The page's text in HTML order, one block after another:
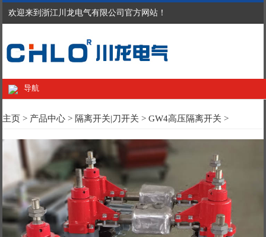
欢迎来到浙江川龙电气有限公司官方网站！
导航
主页 > 产品中心 > 隔离开关|刀开关 >GW4高压隔离开关 >